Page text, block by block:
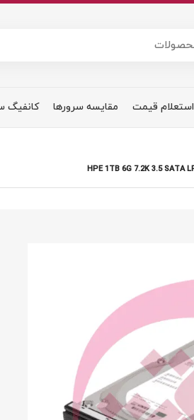
استعلام قیمت مقایسه سرورها کانفیگ